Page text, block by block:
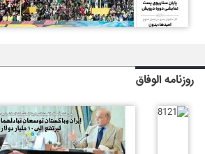
روزنامه الوفاق